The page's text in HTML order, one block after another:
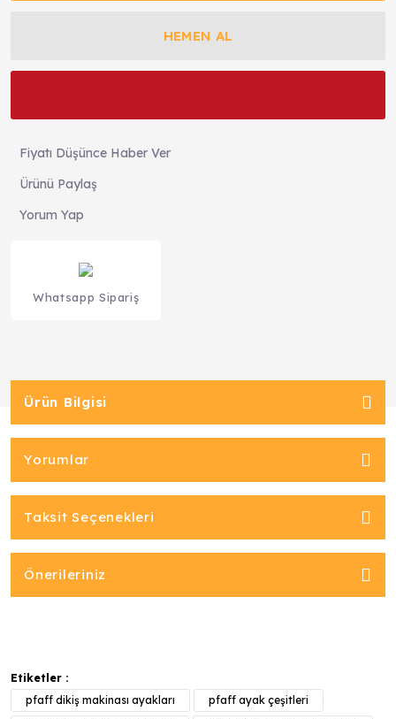
HEMEN AL
Fiyatı Düşünce Haber Ver
Ürünü Paylaş
Yorum Yap
Whatsapp Sipariş
Ürün Bilgisi
Yorumlar
Taksit Seçenekleri
Önerileriniz
Etiketler :
pfaff dikiş makinası ayakları
pfaff ayak çeşitleri